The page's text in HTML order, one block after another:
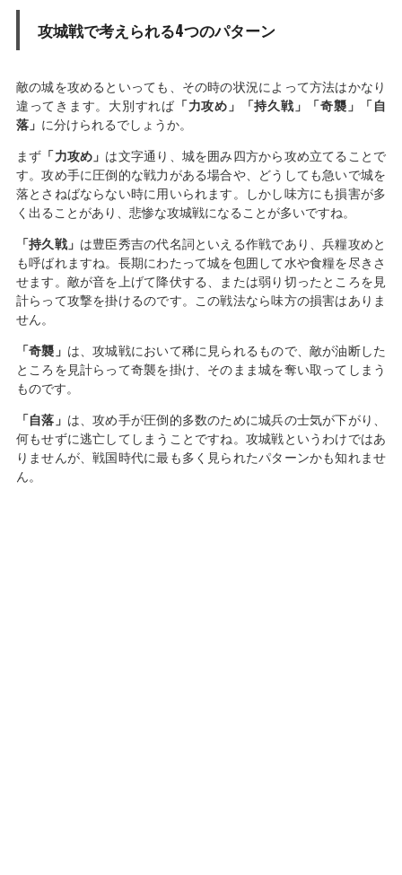
攻城戦で考えられる4つのパターン
敵の城を攻めるといっても、その時の状況によって方法はかなり
違ってきます。大別すれば 「力攻め」「持久戦」「奇襲」「自
落」 に分けられるでしょうか。
まず 「力攻め」 は文字通り、城を囲み四方から攻め立てることで
す。攻め手に圧倒的な戦力がある場合や、どうしても急いで城を
落とさねばならない時に用いられます。しかし味方にも損害が多
く出ることがあり、悲惨な攻城戦になることが多いですね。
「持久戦」 は豊臣秀吉の代名詞といえる作戦であり、兵糧攻めと
も呼ばれますね。長期にわたって城を包囲して水や食糧を尽きさ
せます。敵が音を上げて降伏する、または弱り切ったところを見
計らって攻撃を掛けるのです。この戦法なら味方の損害はありま
せん。
「奇襲」 は、攻城戦において稀に見られるもので、敵が油断した
ところを見計らって奇襲を掛け、そのまま城を奪い取ってしまう
ものです。
「自落」 は、攻め手が圧倒的多数のために城兵の士気が下がり、
何もせずに逃亡してしまうことですね。攻城戦というわけではあ
りませんが、戦国時代に最も多く見られたパターンかも知れませ
ん。